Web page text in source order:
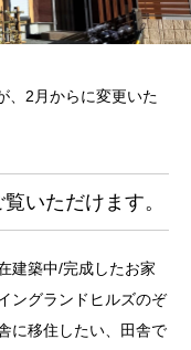
、2月からに変更いた
いただけます。
建築中/完成したお家
ングランドヒルズのぞ
に移住したい、田舎で